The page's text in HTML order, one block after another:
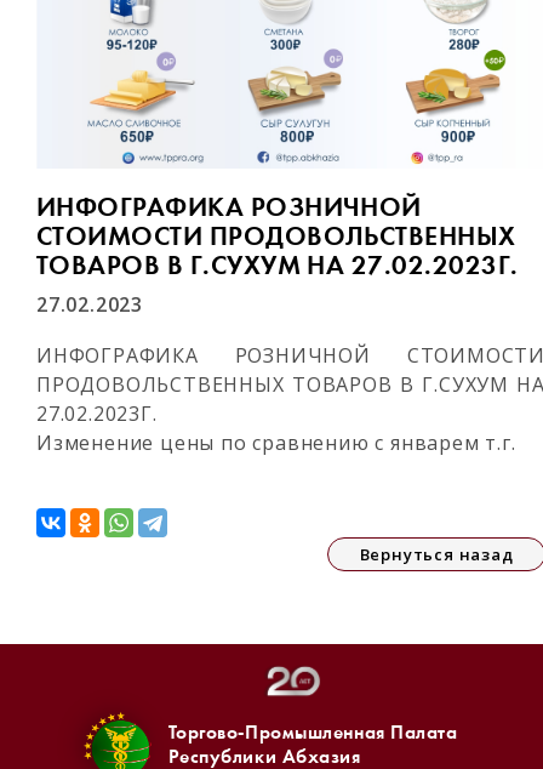
ИНФОГРАФИКА РОЗНИЧНОЙ
СТОИМОСТИ ПРОДОВОЛЬСТВЕННЫХ
ТОВАРОВ В Г.СУХУМ НА 27.02.2023Г.
27.02.2023
ИНФОГРАФИКА РОЗНИЧНОЙ
ПРОДОВОЛЬСТВЕННЫХ ТОВАРОВ В Г.СУХУМ
27.02.2023Г.
Изменение цены по сравнению с январем т.г.
Вернуться назад
Торгово-Промышленная Палата
Республики Абхазия